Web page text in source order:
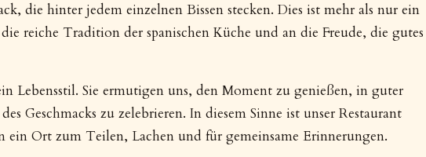
die hinter jedem einzelnen Bissen stecken. Dies ist mehr als nur ein
reiche Tradition der spanischen Küche und an die Freude, die gutes
Lebensstil. Sie ermutigen uns, den Moment zu genießen, in guter
Geschmacks zu zelebrieren. In diesem Sinne ist unser Restaurant
ein Ort zum Teilen, Lachen und für gemeinsame Erinnerungen.